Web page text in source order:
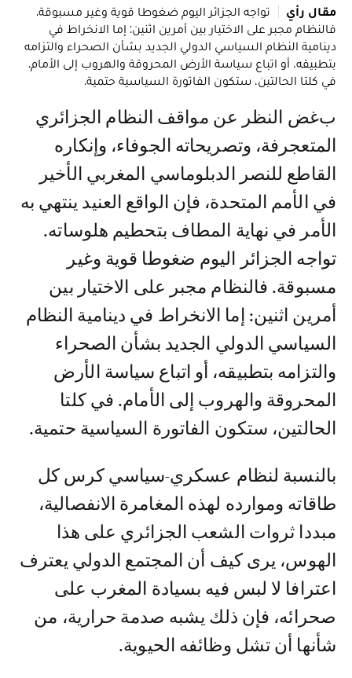
مقال رأي
تواجه الجزائر اليوم ضغوطا قوية وغير مسبوقة.
فالنظام مجبر على الاختيار بين أمرين اثنين: إما الانخراط في
دينامية النظام السياسي الدولي الجديد بشأن الصحراء والتزامه
بتطبيقه، أو اتباع سياسة الأرض المحروقة والهروب إلى الأمام.
في كلتا الحالتين، ستكون الفاتورة السياسية حتمية.
بغض النظر عن مواقف النظام الجزائري
المتعجرفة، وتصريحاته الجوفاء، وإنكاره
القاطع للنصر الدبلوماسي المغربي الأخير
في الأمم المتحدة، فإن الواقع العنيد ينتهي به
الأمر في نهاية المطاف بتحطيم هلوساته.
تواجه الجزائر اليوم ضغوطا قوية وغير
مسبوقة. فالنظام مجبر على الاختيار بين
أمرين اثنين: إما الانخراط في دينامية النظام
السياسي الدولي الجديد بشأن الصحراء
والتزامه بتطبيقه، أو اتباع سياسة الأرض
المحروقة والهروب إلى الأمام. في كلتا
الحالتين، ستكون الفاتورة السياسية حتمية.
بالنسبة لنظام عسكري-سياسي كرس كل
طاقاته وموارده لهذه المغامرة الانفصالية،
مبددا ثروات الشعب الجزائري على هذا
الهوس، يرى كيف أن المجتمع الدولي يعترف
اعترافا لا لبس فيه بسيادة المغرب على
صحرائه، فإن ذلك يشبه صدمة حرارية، من
شأنها أن تشل وظائفه الحيوية.